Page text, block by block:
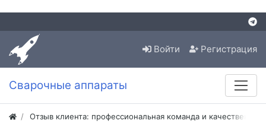
Войти Регистрация
Сварочные аппараты
Отзыв клиента: профессиональная команда и